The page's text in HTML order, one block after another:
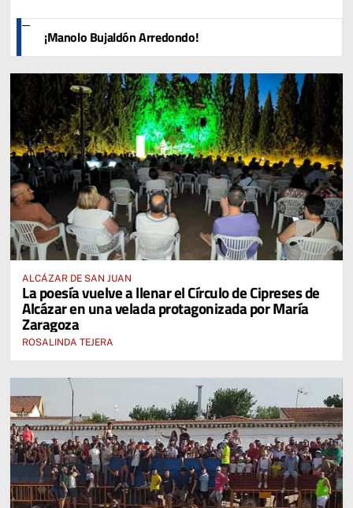
¡Manolo Bujaldón Arredondo!
ALCÁZAR DE SAN JUAN
La poesía vuelve a llenar el Círculo de Cipreses de
Alcázar en una velada protagonizada por María
Zaragoza
ROSALINDA TEJERA